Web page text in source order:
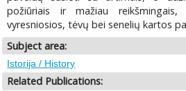
požiūriais ir mažiau reikšmingais,
vyresniosios, tėvų bei senelių kartos
Subject area:
Istorija / History
Related Publications: